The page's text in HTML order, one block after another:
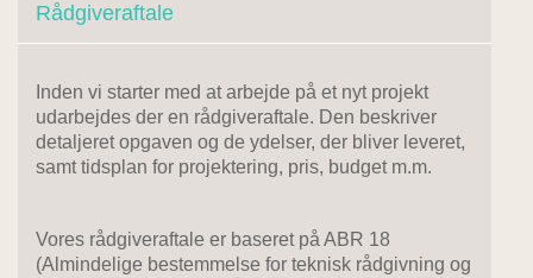
Rådgiveraftale
Inden vi starter med at arbejde på et nyt projekt
udarbejdes der en rådgiveraftale. Den beskriver
detaljeret opgaven og de ydelser, der bliver leveret,
samt tidsplan for projektering, pris, budget m.m.
Vores rådgiveraftale er baseret på ABR 18
(Almindelige bestemmelse for teknisk rådgivning og